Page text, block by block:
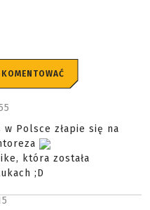
Polsce złapie się na
która została
;D